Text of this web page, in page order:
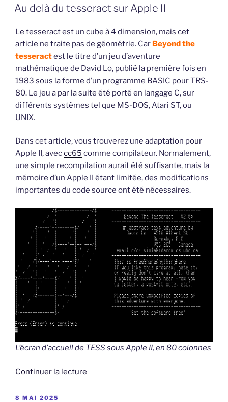
d’aventure
C
multiplateforme »
LE
Au delà du tesseract sur Apple II
Le tesseract est un cube à 4 dimension, mais cet
article ne traite pas de géométrie. Car Beyond the
tesseractest le titre d’un jeu d’aventure
mathématique de David Lo, publié la première fois en
1983 sous la forme d’un programme BASIC pour TRS-
80. Le jeu a par la suite été porté en langage C, sur
différents systèmes tel que MS-DOS, Atari ST, ou
UNIX.
Dans cet article, vous trouverez une adaptation pour
Apple II, aveccc65 comme compilateur. Normalement,
une simple recompilation aurait été suffisante, mais la
mémoire d’un Apple II étant limitée, des modifications
importantes du code source ont été nécessaires.
L’écran d’accueil de TESS sous Apple II, en 80 colonnes
Continuer la lecture
PUBLIÉ
8 MAI 2025